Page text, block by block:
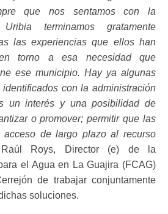
que nos sentamos con la
terminamos gratamente
las experiencias que ellos han
torno a esa necesidad que
ese municipio. Hay ya algunas
con la administración
un interés y una posibilidad de
o promover; permitir que las
acceso de largo plazo al recurso
Raúl Roys, Director (e) de la
el Agua en La Guajira (FCAG)
de trabajar conjuntamente
soluciones.